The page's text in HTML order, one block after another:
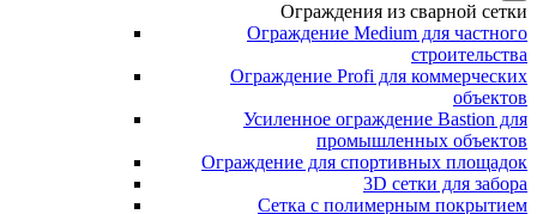
Ограждения из сварной сетки
Ограждение Medium для частного
строительства
Ограждение Profi для коммерческих
объектов
Усиленное ограждение Bastion для
промышленных объектов
Ограждение для спортивных площадок
3D сетки для забора
Сетка с полимерным покрытием